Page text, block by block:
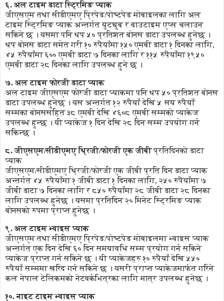
६. अल टाइम डाटा स्ट्रिमिङ प्याक
जीएसएम तथा सीडीएमए प्रिपेड/पोष्टपेड मोबाइलका लागि अल
टाइम स्ट्रिमिङ प्याक अन्तर्गत युट्युब र वाउटाइम एप्स चलाउन
सकिने छ । यसमा पनि थप ५० प्रतिशत बोनस डाटा उपलब्ध हुनेछ ।
थप बोनस डाटा समेत गरी १० रुपैयाँमा १५० एमबी डाटा १ दिनका लागि,
४५ रुपैयाँमा ६०० एमबी डाटा ७ दिनका लागि र ११५ रुपैयाँमा १९५०
एमबी डाटा २८ दिनका लागि उपलब्ध हुने छ ।
७. अल टाइम फोरजी डाटा प्याक
अल टाइम जीएसएम फोरजी डाटा प्याकमा पनि थप ५० प्रतिशत बोनस
डाटा उपलब्ध हुनेछ । यस अन्तर्गत १२ रुपैयाँ देखि ५ सय रुपैयाँ
सम्मका बोनससहित ३८ एमबी देखि ४६०८ एमबी सम्मको प्याकेज
उपलब्ध हुन्छ । यी प्याकेज १ दिन देखि २८ दिन सम्म उपयोग गर्न
सकिन्छ ।
८. जीएसएम/सीडीएमए थ्रिजी/फोरजी एक जीबीप्रतिदिनको डाटा
प्याक
जीएसएम/सीडीएमए थ्रिजी/फोरजी एक जीबी प्रति दिन डाटा प्याक
अन्तर्गत ४५ रुपैयाँमा १ जीबी डाटा १ दिनका लागि, २५० रुपैयाँमा ७
जीबी डाटा ७ दिनका लागि र ८५० रुपैयाँमा २८ जीबी डाटा २८ दिनका
लागि उपलब्ध हुनेछ । यसमा प्रतिदिन २० मिनेट स्ट्रिमिङ प्याक
बोनसको रुपमा प्राप्त हुनेछ ।
९. अल टाइम भ्वाइस प्याक
जीएसएम तथा सीडीएमए प्रिपेड/पोष्टपेड मोबाइलमा भ्वाइस प्याक
अन्तर्गत एक दिन देखि ६० दिन समयावधि सम्म प्रयोग गर्न सकिने
प्याकेज प्राप्त गर्न सकिने छ । यी प्याकेजहरु १० रुपैयाँ देखि ५५०
रुपैयाँ सम्ममा खरिद गर्न सकिने छ । यसरी प्राप्त प्याकेजमार्फत गरिने
कल नेपाल टेलिकमको नेटवर्कभित्रका लागि मात्र उपलब्ध हुनेछ ।
१०. नाइट टाइम भ्वाइस प्याक